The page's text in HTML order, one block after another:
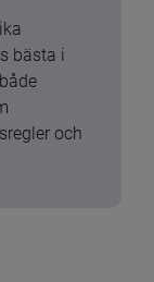
bästa i
och